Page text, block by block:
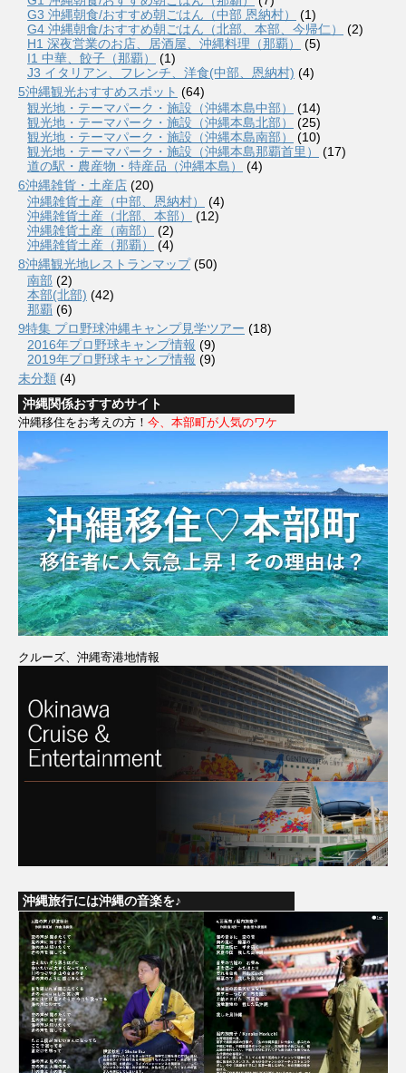
G3 沖縄朝食/おすすめ朝ごはん（中部 恩納村）
(1)
G4 沖縄朝食/おすすめ朝ごはん（北部、本部、今帰仁）
(2)
H1 深夜営業のお店、居酒屋、沖縄料理（那覇）
(5)
I1 中華、餃子（那覇）
(1)
J3 イタリアン、フレンチ、洋食(中部、恩納村) (4)
5沖縄観光おすすめスポット (64)
観光地・テーマパーク・施設（沖縄本島中部）
(14)
観光地・テーマパーク・施設（沖縄本島北部）
(25)
観光地・テーマパーク・施設（沖縄本島南部）
(10)
観光地・テーマパーク・施設（沖縄本島那覇首里）
(17)
道の駅・農産物・特産品（沖縄本島）
(4)
6沖縄雑貨・土産店 (20)
沖縄雑貨土産（中部、恩納村）
(4)
沖縄雑貨土産（北部、本部）
(12)
沖縄雑貨土産（南部）
(2)
沖縄雑貨土産（那覇）
(4)
8沖縄観光地レストランマップ(50)
南部 (2)
本部(北部) (42)
那覇 (6)
9特集 プロ野球沖縄キャンプ見学ツアー (18)
2016年プロ野球キャンプ情報 (9)
2019年プロ野球キャンプ情報 (9)
未分類 (4)
沖縄関係おすすめサイト
沖縄移住をお考えの方！ 今、本部町が人気のワケ
クルーズ、沖縄寄港地情報
沖縄旅行には沖縄の音楽を♪